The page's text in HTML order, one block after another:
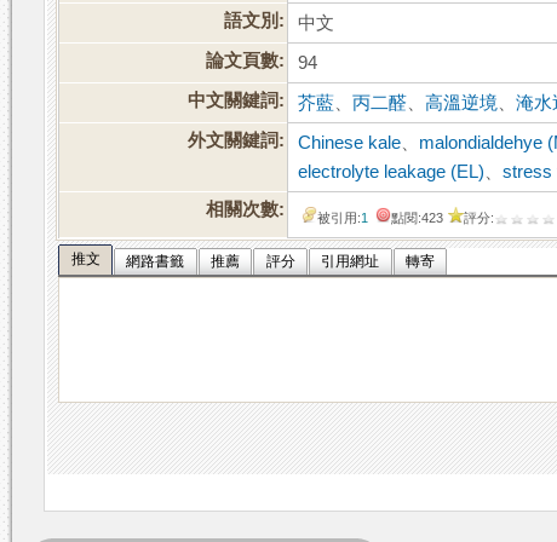
語文別:
中文
論文頁數:
94
中文關鍵詞:
芥藍 、丙二醛 、高溫逆境 、淹水
外文關鍵詞:
Chinese kale malondialdehye
electrolyte leakage (EL) 、stress
相關次數:
被引用:1 點閱:423 評分:
推文 網路書籤 推薦 評分 引用網址 轉寄